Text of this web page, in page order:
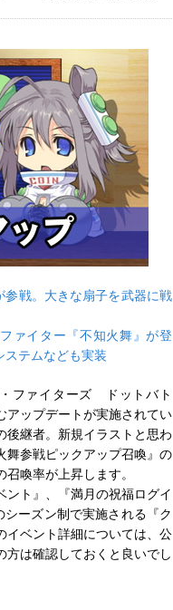
参戦。大きな扇子を武器に戦
ァイター『不知火舞』が登
ステムなども実装
ファイターズ ドットバト
アップデートが実施されてい
後継者。新規イラストと思わ
舞参戦ピックアップ召喚』の
喚率が上昇します。
ト』、『満月の祝福ログイ
ーズン制で実施される『ク
イベント詳細については、公
は確認しておくと良いでし